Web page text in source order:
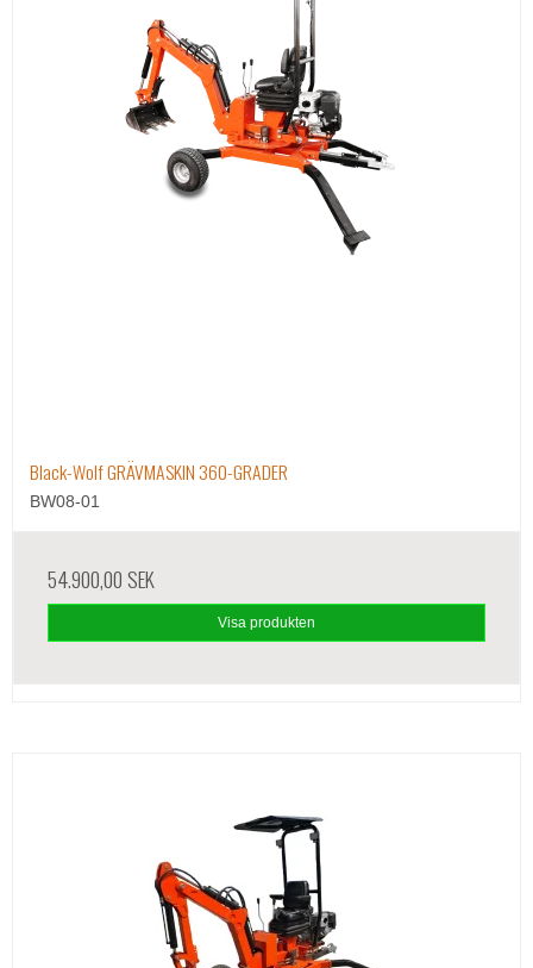
Black-Wolf GRÄVMASKIN 360-GRADER
BW08-01
54.900,00 SEK
Visa produkten